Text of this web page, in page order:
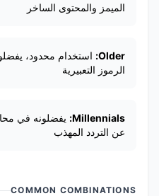
الميمز والمحتوى الساخر
Older: استخدام محدود،
الرموز التعبيرية
Millennials: يفضلونه في
عن التردد المهذب
COMMON COMBINATIONS